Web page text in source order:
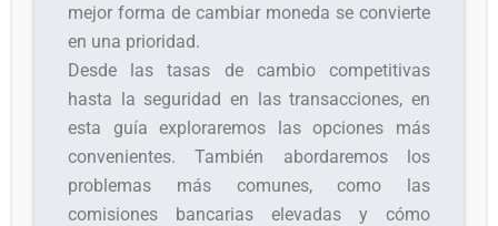
mejor forma de cambiar moneda se convierte
en una prioridad.
Desde las tasas de cambio competitivas
hasta la seguridad en las transacciones, en
esta guía exploraremos las opciones más
convenientes. También abordaremos los
problemas más comunes, como las
comisiones bancarias elevadas y cómo